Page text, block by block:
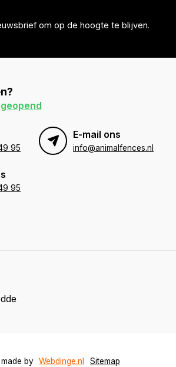
om op de hoogte te blijven.
95
E-mail ons
info@animalfences.nl
95
by Webdinge.nl Sitemap